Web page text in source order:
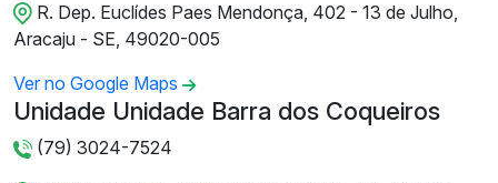
R. Dep. Euclídes Paes Mendonça, 402 - 13 de Julho,
Aracaju - SE, 49020-005
Ver no Google Maps
Unidade Unidade Barra dos Coqueiros
(79) 3024-7524